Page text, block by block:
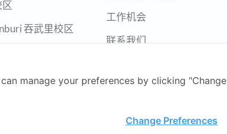
区
吞武里校区
暖武里校
工作机会
联系我们
manage your preferences by clicking "Change
Change Preferences